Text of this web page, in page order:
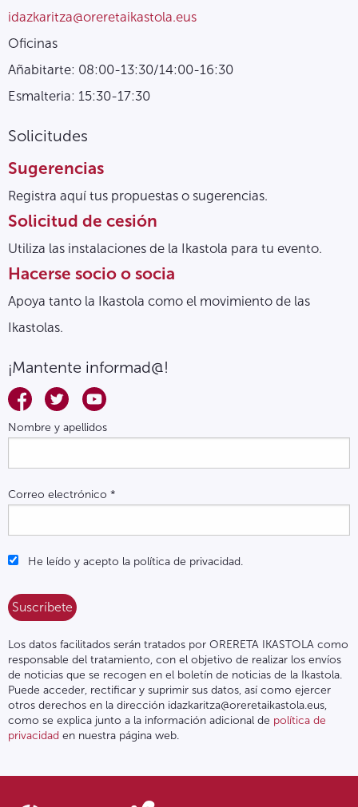
idazkaritza@oreretaikastola.eus
Oficinas
Añabitarte: 08:00-13:30/14:00-16:30
Esmalteria: 15:30-17:30
Solicitudes
Sugerencias
Registra aquí tus propuestas o sugerencias.
Solicitud de cesión
Utiliza las instalaciones de la Ikastola para tu evento.
Hacerse socio o socia
Apoya tanto la Ikastola como el movimiento de las
Ikastolas.
¡Mantente informad@!
Nombre y apellidos
Correo electrónico *
He leído y acepto la política de privacidad.
Los datos facilitados serán tratados por ORERETA IKASTOLA como
responsable del tratamiento, con el objetivo de realizar los envíos
de noticias que se recogen en el boletín de noticias de la Ikastola.
Puede acceder, rectificar y suprimir sus datos, así como ejercer
otros derechos en la dirección idazkaritza@oreretaikastola.eus,
como se explica junto a la información adicional de política de
privacidad en nuestra página web.